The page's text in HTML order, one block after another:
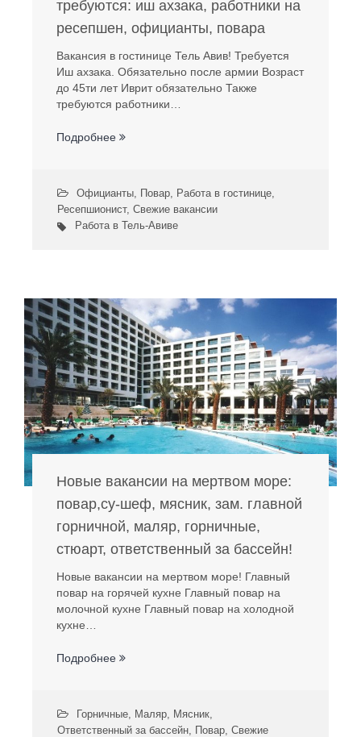
требуются: иш ахзака, работники на
ресепшен, официанты, повара
Вакансия в гостинице Тель Авив! Требуется
Иш ахзака. Обязательно после армии Возраст
до 45ти лет Иврит обязательно Также
требуются работники…
Подробнее
Официанты, Повар, Работа в гостинице,
Ресепшионист, Свежие вакансии
Работа в Тель-Авиве
Новые вакансии на мертвом море:
повар,су-шеф, мясник, зам. главной
горничной, маляр, горничные,
стюарт, ответственный за бассейн!
Новые вакансии на мертвом море! Главный
повар на горячей кухне Главный повар на
молочной кухне Главный повар на холодной
кухне…
Подробнее
Горничные, Маляр, Мясник,
Ответственный за бассейн, Повар, Свежие